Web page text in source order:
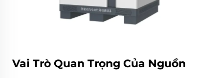
Vai Trò Quan Trọng Của Nguồn